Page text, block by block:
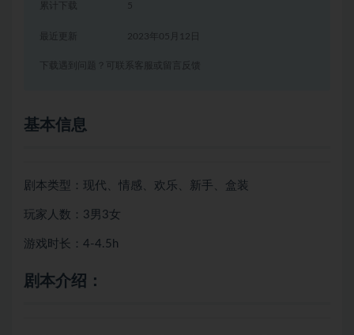
累计下载 5
2023年05月12日
下载遇到问题？可联系客服或留言反馈
基本信息
剧本类型：现代、情感、欢乐、新手、盒装
玩家人数：3男3女
游戏时长：4-4.5h
剧本介绍：